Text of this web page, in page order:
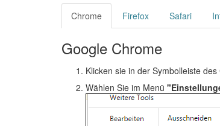
Chrome Firefox Safari
Google Chrome
Klicken sie in der Symbolleiste
Wählen Sie im Menü